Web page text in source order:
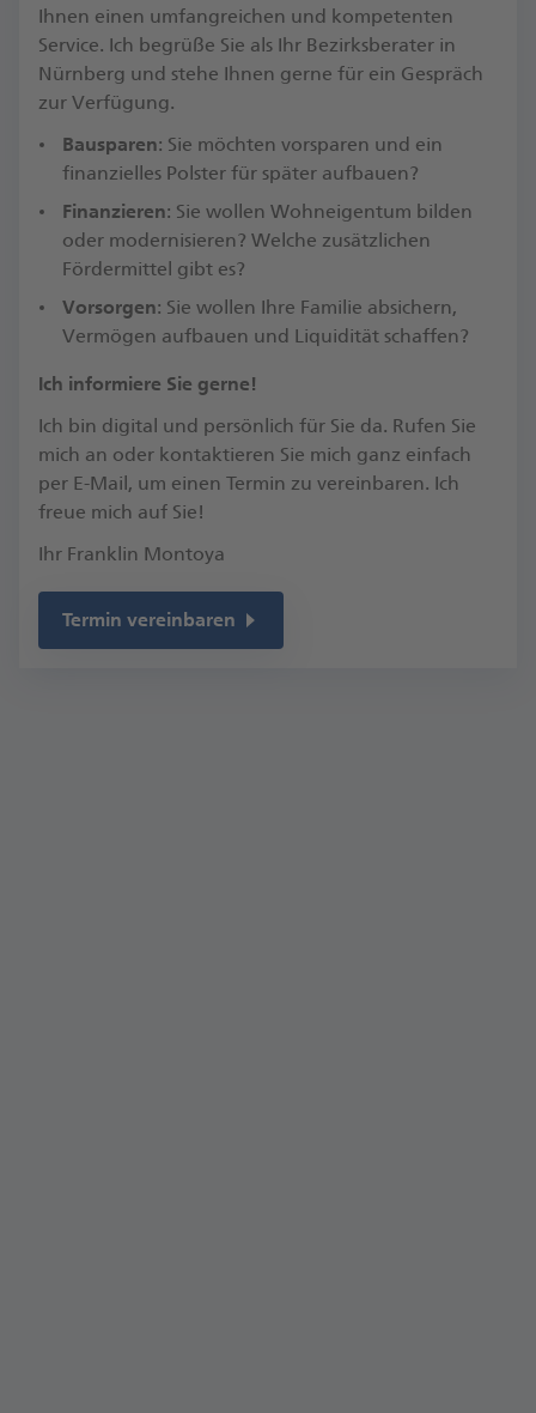
Ihnen einen umfangreichen und kompetenten
Service. Ich begrüße Sie als Ihr Bezirksberater in
Nürnberg und stehe Ihnen gerne für ein Gespräch
zur Verfügung.​
Bausparen: Sie möchten vorsparen und ein
finanzielles Polster für später aufbauen?
Finanzieren: Sie wollen Wohneigentum bilden
oder modernisieren? Welche zusätzlichen
Fördermittel gibt es?​
Vorsorgen: Sie wollen Ihre Familie absichern,
Vermögen aufbauen und Liquidität schaffen?
​Ich informiere Sie gerne!
Ich bin digital und persönlich für Sie da. Rufen Sie
mich an oder kontaktieren Sie mich ganz einfach
per E-Mail, um einen Termin zu vereinbaren.​ Ich
freue mich auf Sie!​
Ihr Franklin Montoya
Termin vereinbaren